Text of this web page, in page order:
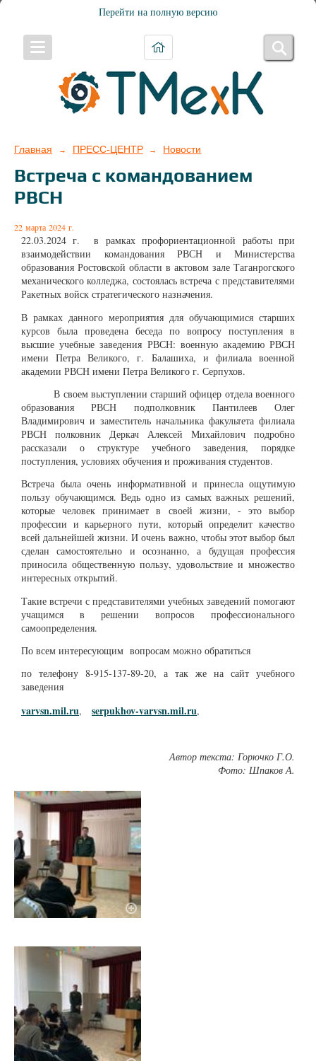
Перейти на полную версию
Главная → ПРЕСС-ЦЕНТР → Новости
Встреча с командованием
РВСН
22 марта 2024 г.
22.03.2024 г. в рамках профориентационной работы при
взаимодействии командования РВСН и Министерства
образования Ростовской области в актовом зале Таганрогского
механического колледжа, состоялась встреча с представителями
Ракетных войск стратегического назначения.
В рамках данного мероприятия для обучающимися старших
курсов была проведена беседа по вопросу поступления в
высшие учебные заведения РВСН: военную академию РВСН
имени Петра Великого, г. Балашиха, и филиала военной
академии РВСН имени Петра Великого г. Серпухов.
В своем выступлении старший офицер отдела военного
образования РВСН подполковник Пантилеев Олег
Владимирович и заместитель начальника факультета филиала
РВСН полковник Деркач Алексей Михайлович подробно
рассказали о структуре учебного заведения, порядке
поступления, условиях обучения и проживания студентов.
Встреча была очень информативной и принесла ощутимую
пользу обучающимся. Ведь одно из самых важных решений,
которые человек принимает в своей жизни, - это выбор
профессии и карьерного пути, который определит качество
всей дальнейшей жизни. И очень важно, чтобы этот выбор был
сделан самостоятельно и осознанно, а будущая профессия
приносила общественную пользу, удовольствие и множество
интересных открытий.
Такие встречи с представителями учебных заведений помогают
учащимся в решении вопросов профессионального
самоопределения.
По всем интересующим вопросам можно обратиться
по телефону 8-915-137-89-20, а так же на сайт учебного
заведения
varvsn.mil.ru, serpukhov-varvsn.mil.ru,
Автор текста: Горючко Г.О.
Фото: Шпаков А.